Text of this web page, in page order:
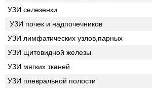
УЗИ селезенки
УЗИ почек и надпочечников
УЗИ лимфатических узлов,парных
УЗИ щитовидной железы
УЗИ мягких тканей
УЗИ плевральной полости